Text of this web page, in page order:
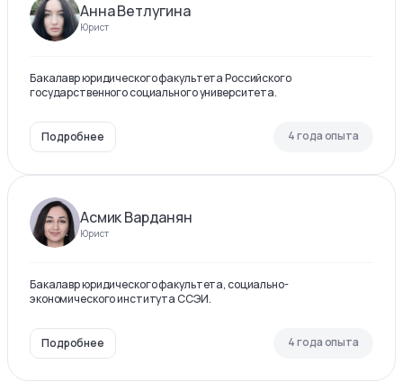
Анна Ветлугина
Юрист
Бакалавр юридического факультета Российского
государственного социального университета.
Подробнее 4 года опыта
Асмик Варданян
Юрист
Бакалавр юридического факультета, социально-
экономического института ССЭИ.
Подробнее 4 года опыта